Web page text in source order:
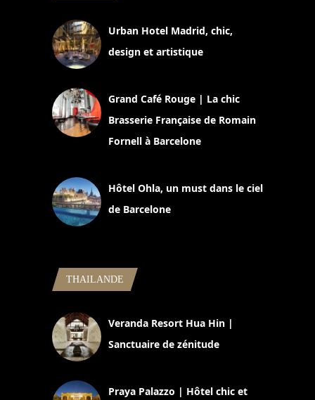
Urban Hotel Madrid, chic,
design et artistique
Grand Café Rouge | La chic
Brasserie Française de Romain
Fornell à Barcelone
Hôtel Ohla, un must dans le ciel
de Barcelone
THAILANDE
Veranda Resort Hua Hin |
Sanctuaire de zénitude
Praya Palazzo | Hôtel chic et